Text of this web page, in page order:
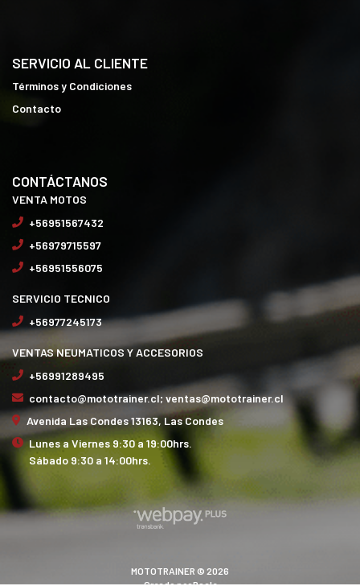
SERVICIO AL CLIENTE
Términos y Condiciones
Contacto
CONTÁCTANOS
VENTA MOTOS
+56951567432
+56979715597
+56951556075
SERVICIO TECNICO
+56977245173
VENTAS NEUMATICOS Y ACCESORIOS
+56991289495
contacto@mototrainer.cl; ventas@mototrainer.cl
Avenida Las Condes 13163, Las Condes
Lunes a Viernes 9:30 a 19:00hrs.
Sábado 9:30 a 14:00hrs.
MOTOTRAINER © 2026